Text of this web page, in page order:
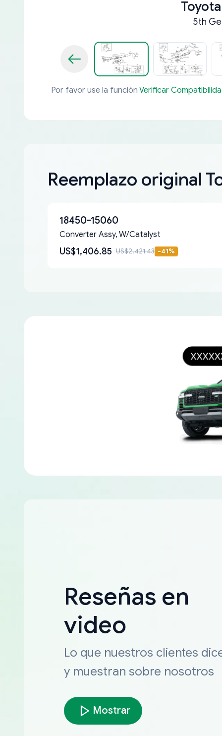
5th
Por favor use la función Verificar
Reemplazo original
18450-15060
Converter Assy, W/Catalyst
US$1,406.85 US$2,421.43 -41%
Reseñas en
video
Lo que nuestros clientes
y muestran sobre nosotros
Mostrar